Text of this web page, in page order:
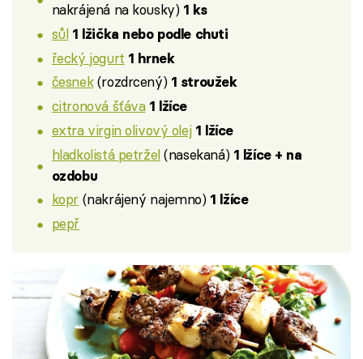
nakrájená na kousky) 1 ks
sůl 1 lžička nebo podle chuti
řecký jogurt 1 hrnek
česnek(rozdrcený) 1 stroužek
citronová šťáva 1 lžíce
extra virgin olivový olej 1 lžíce
hladkolistá petržel(nasekaná) 1 lžíce + na
ozdobu
kopr (nakrájený najemno) 1 lžíce
pepř